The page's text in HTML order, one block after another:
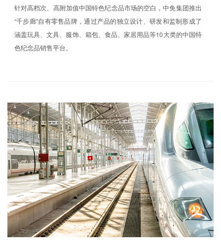
针对高档次、高附加值中国特色纪念品市场的空白，中免集团推出
“千步廊”自有零售品牌，通过产品的独立设计、研发和监制形成了
涵盖玩具、文具、服饰、箱包、食品、家居用品等10大类的中国特
色纪念品销售平台。